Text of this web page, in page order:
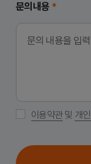
문의내용 *
이용약관및 개